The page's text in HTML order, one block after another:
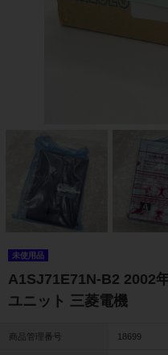
未使用品
A1SJ71E71N-B2 2002
ユニット 三菱電機
商品管理番号 18699